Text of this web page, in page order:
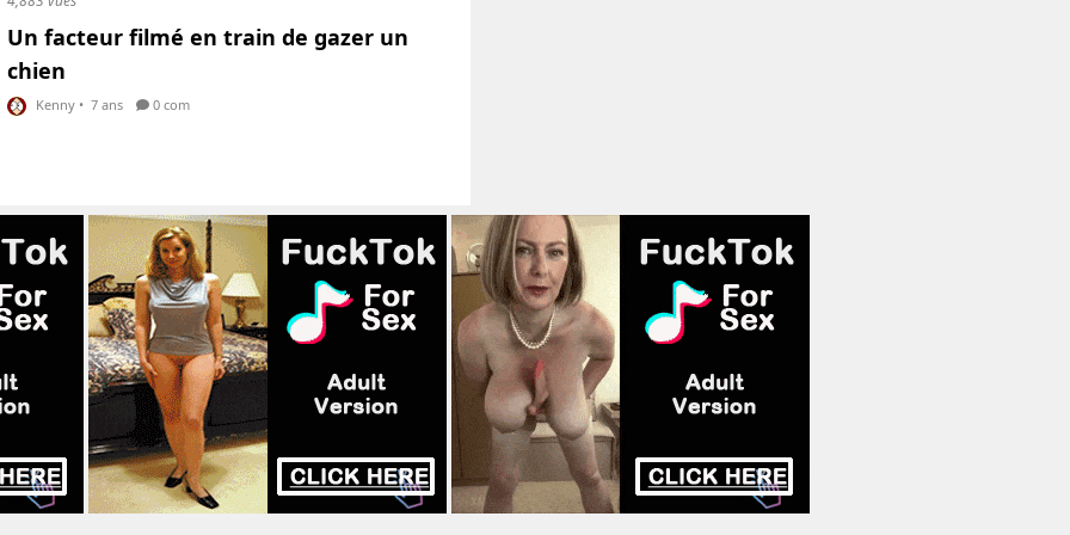
Un facteur filmé en train de gazer un
chien
Kenny • 7 ans 0 com